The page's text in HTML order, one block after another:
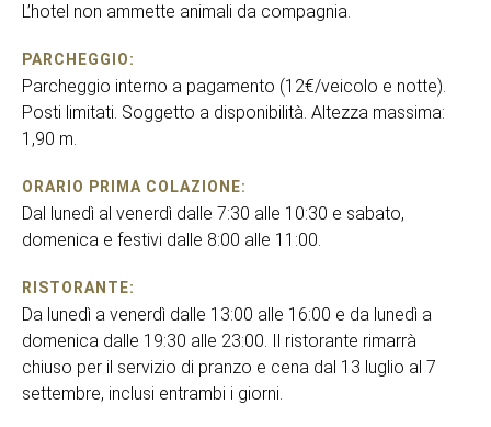
L’hotel non ammette animali da compagnia.
PARCHEGGIO:
Parcheggio interno a pagamento (12€/veicolo e notte).
Posti limitati. Soggetto a disponibilità. Altezza massima:
1,90 m.
ORARIO PRIMA COLAZIONE:
Dal lunedì al venerdì dalle 7:30 alle 10:30 e sabato,
domenica e festivi dalle 8:00 alle 11:00.
RISTORANTE:
Da lunedì a venerdì dalle 13:00 alle 16:00 e da lunedì a
domenica dalle 19:30 alle 23:00. Il ristorante rimarrà
chiuso per il servizio di pranzo e cena dal 13 luglio al 7
settembre, inclusi entrambi i giorni.